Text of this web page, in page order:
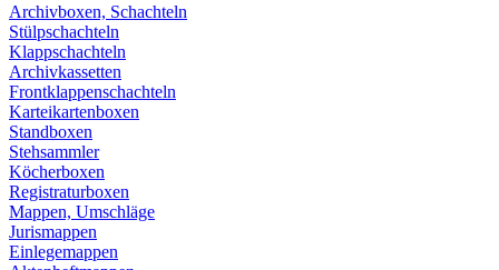
Archivboxen, Schachteln
Stülpschachteln
Klappschachteln
Archivkassetten
Frontklappenschachteln
Karteikartenboxen
Standboxen
Stehsammler
Köcherboxen
Registraturboxen
Mappen, Umschläge
Jurismappen
Einlegemappen